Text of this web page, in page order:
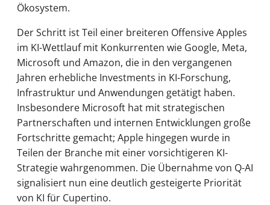
Ökosystem.
Der Schritt ist Teil einer breiteren Offensive Apples
im KI-Wettlauf mit Konkurrenten wie Google, Meta,
Microsoft und Amazon, die in den vergangenen
Jahren erhebliche Investments in KI-Forschung,
Infrastruktur und Anwendungen getätigt haben.
Insbesondere Microsoft hat mit strategischen
Partnerschaften und internen Entwicklungen große
Fortschritte gemacht; Apple hingegen wurde in
Teilen der Branche mit einer vorsichtigeren KI-
Strategie wahrgenommen. Die Übernahme von Q-AI
signalisiert nun eine deutlich gesteigerte Priorität
von KI für Cupertino.